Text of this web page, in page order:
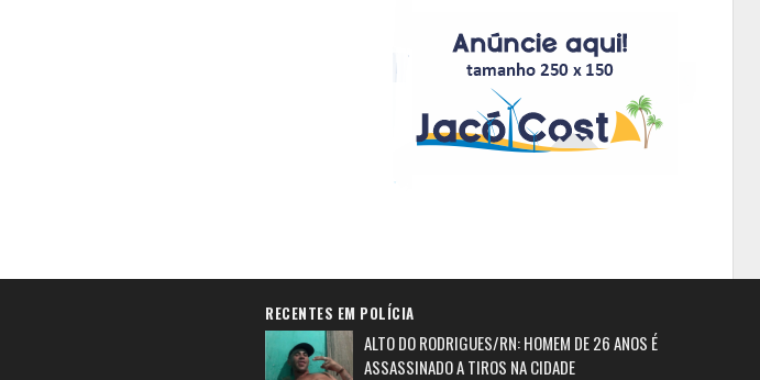
RECENTES EM POLÍCIA
ALTO DO RODRIGUES/RN: HOMEM DE 26 ANOS É
ASSASSINADO A TIROS NA CIDADE